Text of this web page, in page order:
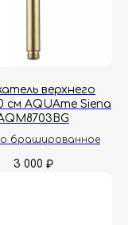
верхнего
см AQUAme Siena
брашированное
3 000 ₽